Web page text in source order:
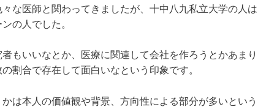
な医師と関わってきましたが、十中八九私立大学の人は
の人でした。
もいいなとか、医療に関連して会社を作ろうとかあまり
割合で存在して面白いなという印象です。
は本人の価値観や背景、方向性による部分が多いという